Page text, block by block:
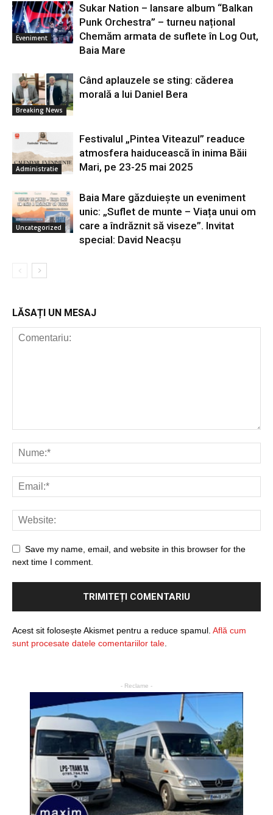
Eveniment
Sukar Nation – lansare album “Balkan
Punk Orchestra” – turneu național
Chemăm armata de suflete în Log Out,
Baia Mare
Breaking News
Când aplauzele se sting: căderea
morală a lui Daniel Bera
Administratie
Festivalul „Pintea Viteazul” readuce
atmosfera haiducească în inima Băii
Mari, pe 23-25 mai 2025
Uncategorized
Baia Mare găzduiește un eveniment
unic: „Suflet de munte – Viața unui om
care a îndrăznit să viseze”. Invitat
special: David Neacșu
LĂSAȚI UN MESAJ
Save my name, email, and website in this browser for the
next time I comment.
Acest sit folosește Akismet pentru a reduce spamul. Află cum
sunt procesate datele comentariilor tale
- Reclame -